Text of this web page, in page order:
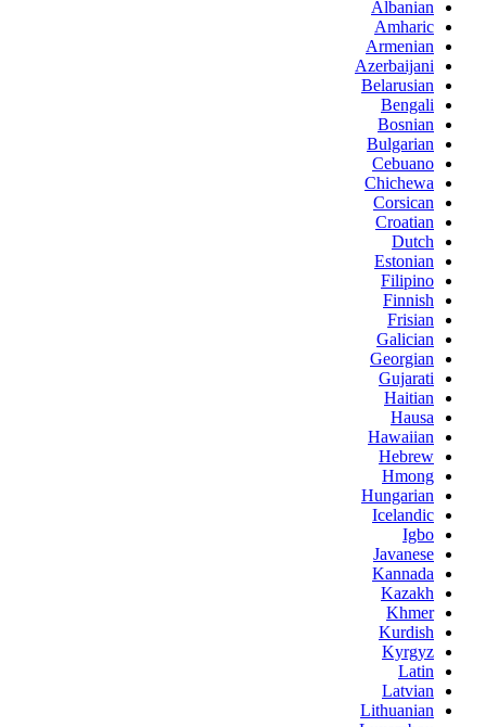
Albanian
Amharic
Armenian
Azerbaijani
Belarusian
Bengali
Bosnian
Bulgarian
Cebuano
Chichewa
Corsican
Croatian
Dutch
Estonian
Filipino
Finnish
Frisian
Galician
Georgian
Gujarati
Haitian
Hausa
Hawaiian
Hebrew
Hmong
Hungarian
Icelandic
Igbo
Javanese
Kannada
Kazakh
Khmer
Kurdish
Kyrgyz
Latin
Latvian
Lithuanian